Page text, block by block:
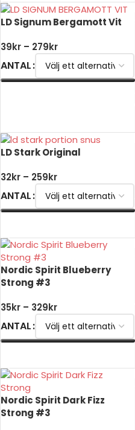
LD Signum Bergamott Vit
39kr – 279kr
ANTAL
LD Stark Original
32kr – 259kr
ANTAL
Nordic Spirit Blueberry
Strong #3
35kr – 329kr
ANTAL
Nordic Spirit Dark Fizz
Strong #3